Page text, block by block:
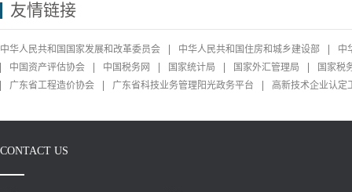
友情链接
中华人民共和国国家发展和改革委员会 中华人民共和国住房和城乡建设部
中
中国资产评估协会
中国税务网 国家统计局 国家外汇管理局
国家税
广东省工程造价协会
广东省科技业务管理阳光政务平台 高新技术企业认定
CONTACT US